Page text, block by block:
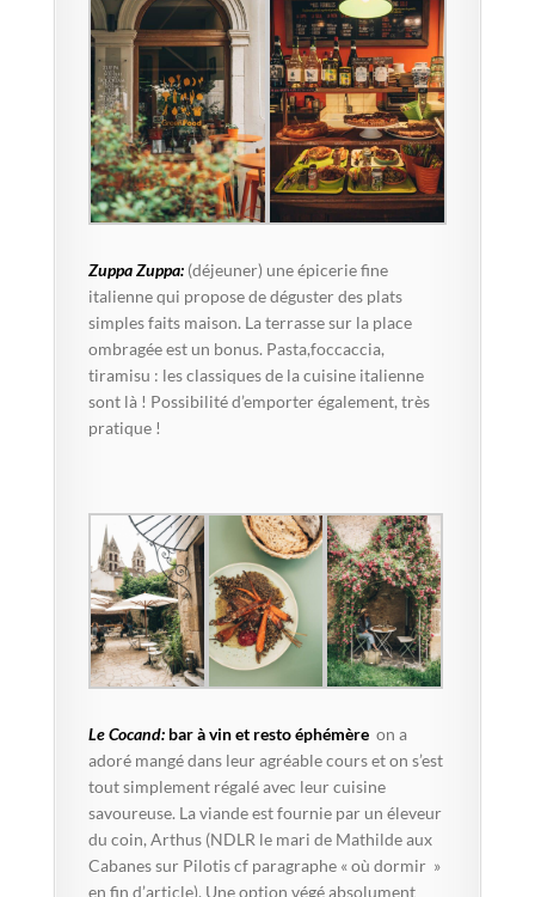
Zuppa Zuppa:(déjeuner) une épicerie fine
italienne qui propose de déguster des plats
simples faits maison. La terrasse sur la place
ombragée est un bonus. Pasta,foccaccia,
tiramisu : les classiques de la cuisine italienne
sont là ! Possibilité d’emporter également, très
pratique !
Le Cocand: bar à vin et resto éphémère on a
adoré mangé dans leur agréable cours et on s’est
tout simplement régalé avec leur cuisine
savoureuse. La viande est fournie par un éleveur
du coin, Arthus (NDLR le mari de Mathilde aux
Cabanes sur Pilotis cf paragraphe « où dormir »
en fin d’article). Une option végé absolument